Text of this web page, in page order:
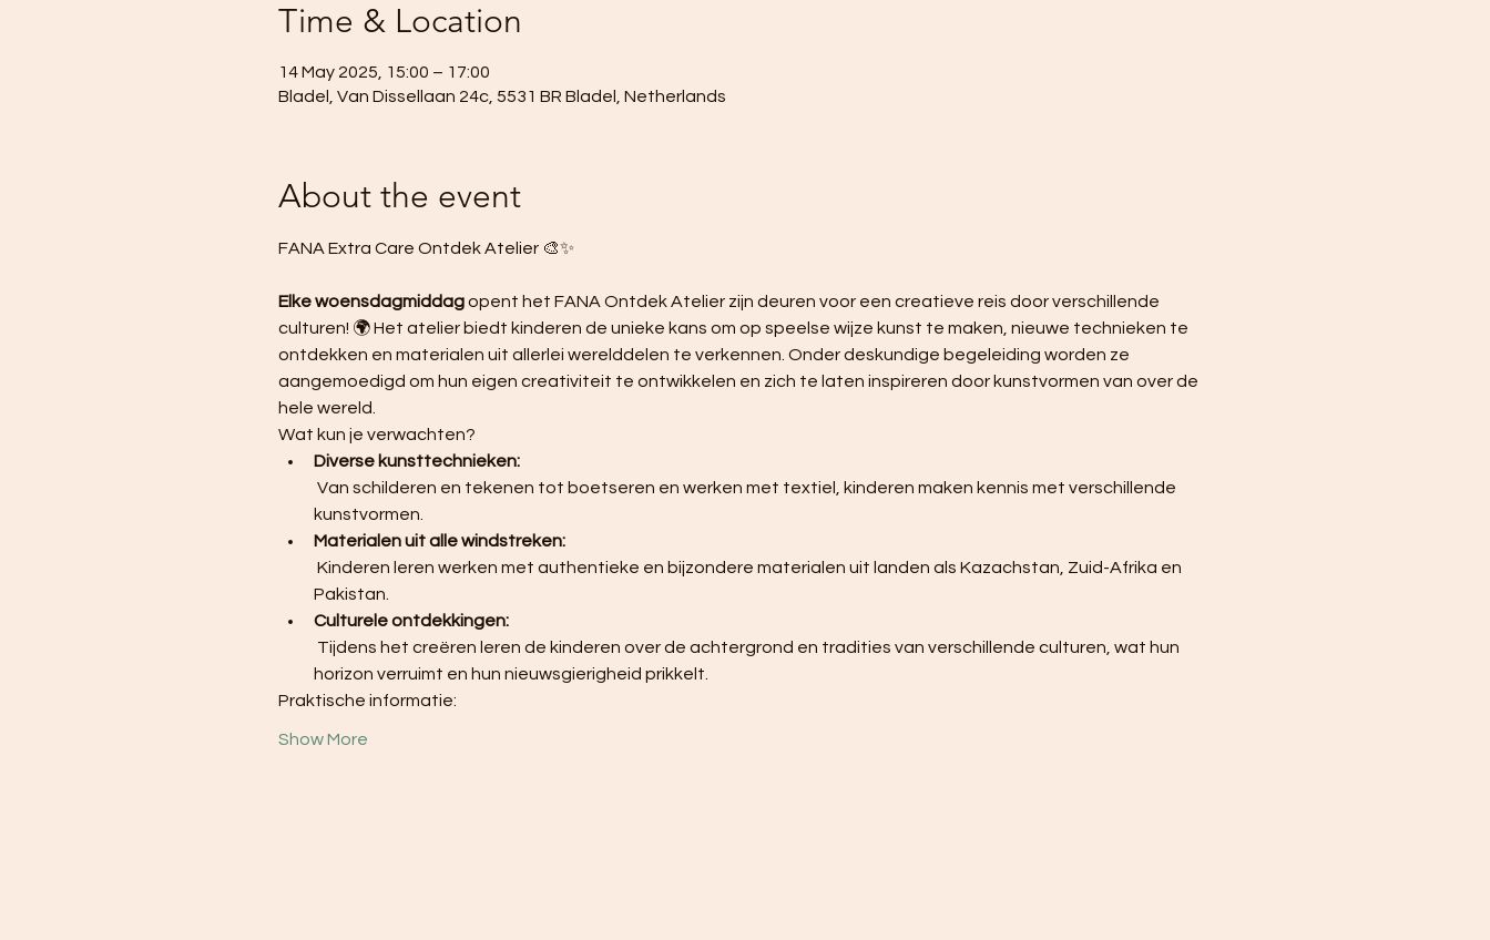
Time & Location
14 May 2025, 15:00 – 17:00
Bladel, Van Dissellaan 24c, 5531 BR Bladel, Netherlands
About the event
FANA Extra Care Ontdek Atelier 🎨✨
Elke woensdagmiddag opent het FANA Ontdek Atelier zijn deuren voor een creatieve reis door verschillende
culturen! 🌍 Het atelier biedt kinderen de unieke kans om op speelse wijze kunst te maken, nieuwe technieken te
ontdekken en materialen uit allerlei werelddelen te verkennen. Onder deskundige begeleiding worden ze
aangemoedigd om hun eigen creativiteit te ontwikkelen en zich te laten inspireren door kunstvormen van over de
hele wereld.
Wat kun je verwachten?
Diverse kunsttechnieken:
kunstvormen.
Materialen uit alle windstreken:
Pakistan.
Culturele ontdekkingen:
horizon verruimt en hun nieuwsgierigheid prikkelt.
Praktische informatie:
Show More